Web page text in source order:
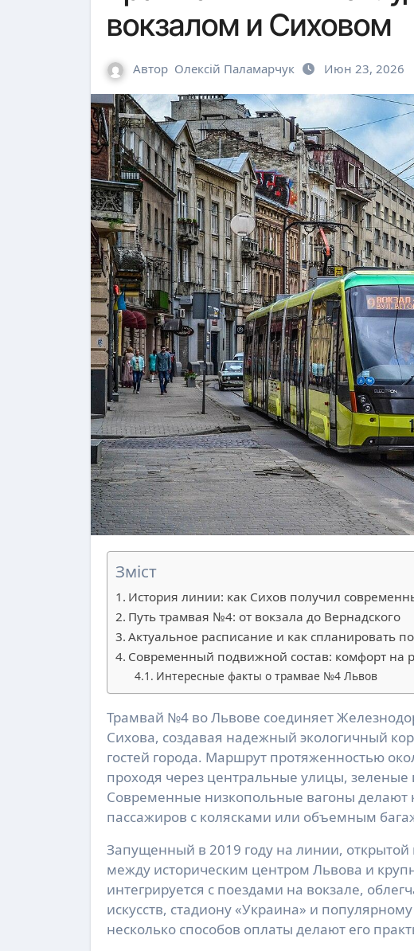
вокзалом и Сиховом
Автор Олексій Паламарчук Июн 23, 2026
Зміст
История линии: как Сихов получил
Путь трамвая №4: от вокзала до Вернадского
Актуальное расписание и как спланировать
Современный подвижной состав: комфорт на
Интересные факты о трамвае №4 Львов
Трамвай №4 во Львове соединяет Железнодорожный вокзал с улицей Вернадского в районе
Сихова, создавая надежный экологичный
гостей города. Маршрут протяженностью
проходя через центральные улицы,
Современные низкопольные вагоны делают
пассажиров с колясками или объемным
Запущенный в 2019 году на линии,
между историческим центром Львова и
интегрируется с поездами на вокзале,
искусств, стадиону «Украина» и
несколько способов оплаты делают его